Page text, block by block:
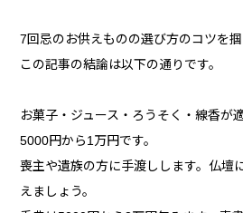
7回忌のお供えものの選び方のコツを
この記事の結論は以下の通りです。
お菓子・ジュース・ろうそく・線香が
5000円から1万円です。
喪主や遺族の方に手渡しします。仏壇
えましょう。